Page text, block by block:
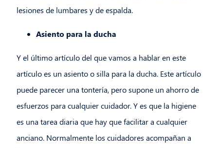
lesiones de lumbares y de espalda.
Asiento para la ducha
Y el último artículo del que vamos a hablar en este
artículo es un asiento o silla para la ducha. Este artículo
puede parecer una tontería, pero supone un ahorro de
esfuerzos para cualquier cuidador. Y es que la higiene
es una tarea diaria que hay que facilitar a cualquier
anciano. Normalmente los cuidadores acompañan a